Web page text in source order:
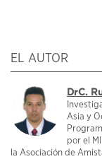
EL AUTOR
DrC.
Asia y
por el
la Asociación de